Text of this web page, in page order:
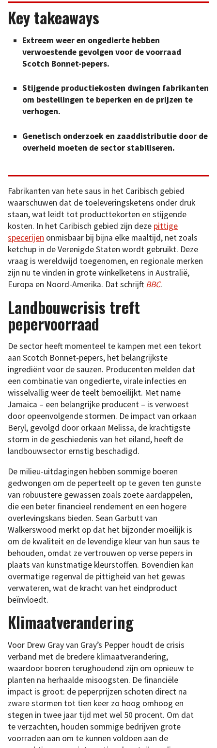
Key takeaways
Extreem weer en ongedierte hebben
verwoestende gevolgen voor de voorraad
Scotch Bonnet-pepers.
Stijgende productiekosten dwingen fabrikanten
om bestellingen te beperken en de prijzen te
verhogen.
Genetisch onderzoek en zaaddistributie door de
overheid moeten de sector stabiliseren.
Fabrikanten van hete saus in het Caribisch gebied
waarschuwen dat de toeleveringsketens onder druk
staan, wat leidt tot producttekorten en stijgende
kosten. In het Caribisch gebied zijn deze pittige
specerijen onmisbaar bij bijna elke maaltijd, net zoals
ketchup in de Verenigde Staten wordt gebruikt. Deze
vraag is wereldwijd toegenomen, en regionale merken
zijn nu te vinden in grote winkelketens in Australië,
Europa en Noord-Amerika. Dat schrijft BBC.
Landbouwcrisis treft
pepervoorraad
De sector heeft momenteel te kampen met een tekort
aan Scotch Bonnet-pepers, het belangrijkste
ingrediënt voor de sauzen. Producenten melden dat
een combinatie van ongedierte, virale infecties en
wisselvallig weer de teelt bemoeilijkt. Met name
Jamaica – een belangrijke producent – is verwoest
door opeenvolgende stormen. De impact van orkaan
Beryl, gevolgd door orkaan Melissa, de krachtigste
storm in de geschiedenis van het eiland, heeft de
landbouwsector ernstig beschadigd.
De milieu-uitdagingen hebben sommige boeren
gedwongen om de peperteelt op te geven ten gunste
van robuustere gewassen zoals zoete aardappelen,
die een beter financieel rendement en een hogere
overlevingskans bieden. Sean Garbutt van
Walkerswood merkt op dat het bijzonder moeilijk is
om de kwaliteit en de levendige kleur van hun saus te
behouden, omdat ze vertrouwen op verse pepers in
plaats van kunstmatige kleurstoffen. Bovendien kan
overmatige regenval de pittigheid van het gewas
verwateren, wat de kracht van het eindproduct
beïnvloedt.
Klimaatverandering
Voor Drew Gray van Gray’s Pepper houdt de crisis
verband met de bredere klimaatverandering,
waardoor boeren terughoudend zijn om opnieuw te
planten na herhaalde misoogsten. De financiële
impact is groot: de peperprijzen schoten direct na
zware stormen tot tien keer zo hoog omhoog en
stegen in twee jaar tijd met wel 50 procent. Om dat
te verzachten, houden sommige bedrijven grote
voorraden aan om te kunnen voldoen aan de